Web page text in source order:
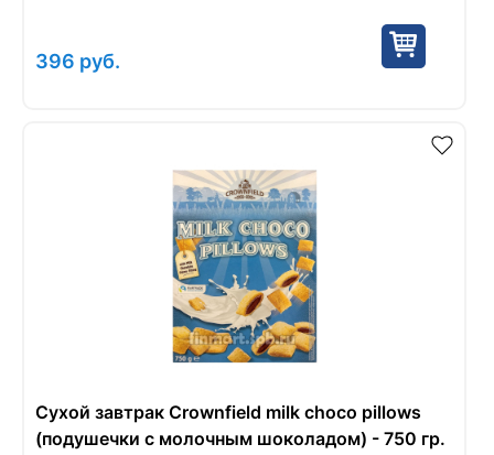
396 руб.
Сухой завтрак Crownfield milk choco pillows
(подушечки с молочным шоколадом) - 750 гр.